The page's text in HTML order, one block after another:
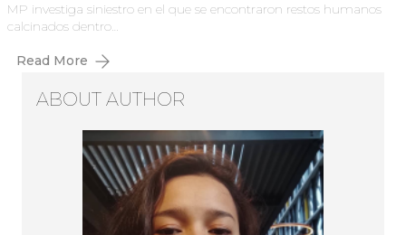
MP investiga siniestro en el que se encontraron restos humanos
calcinados dentro…
Read More
ABOUT AUTHOR